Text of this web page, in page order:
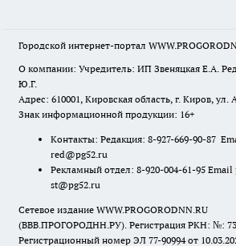
Городской интернет-портал
О компании: Учредитель: ИП Звеняцкая Е.А.
Ю.Г.
Адрес: 610001, Кировская область, г. Киров, ул.
Знак информационной продукции: 16+
Контакты: Редакция: 8-927-669-90-87
red@pg52.ru
Рекламный отдел: 8-920-004-61-95 Email
st@pg52.ru
Сетевое издание WWW.PROGORODNN.RU
(ВВВ.ПРОГОРОДНН.РУ). Регистрация РКН: №:
Регистрационный номер ЭЛ 77-90994 от